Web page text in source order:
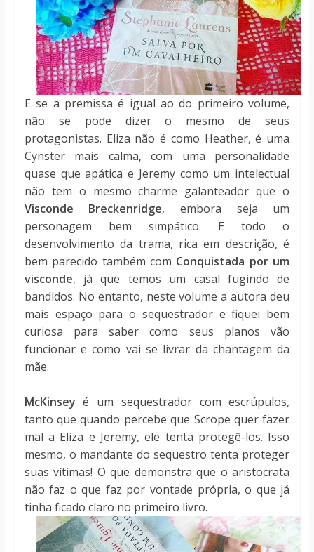
E se a premissa é igual ao do primeiro volume,
não se pode dizer o mesmo de seus
protagonistas. Eliza não é como Heather, é uma
Cynster mais calma, com uma personalidade
quase que apática e Jeremy como um intelectual
não tem o mesmo charme galanteador que o
Visconde Breckenridge, embora seja um
personagem bem simpático. E todo o
desenvolvimento da trama, rica em descrição, é
bem parecido também com Conquistada por um
visconde, já que temos um casal fugindo de
bandidos. No entanto, neste volume a autora deu
mais espaço para o sequestrador e fiquei bem
curiosa para saber como seus planos vão
funcionar e como vai se livrar da chantagem da
mãe.
McKinsey é um sequestrador com escrúpulos,
tanto que quando percebe que Scrope quer fazer
mal a Eliza e Jeremy, ele tenta protegê-los. Isso
mesmo, o mandante do sequestro tenta proteger
suas vítimas! O que demonstra que o aristocrata
não faz o que faz por vontade própria, o que já
tinha ficado claro no primeiro livro.